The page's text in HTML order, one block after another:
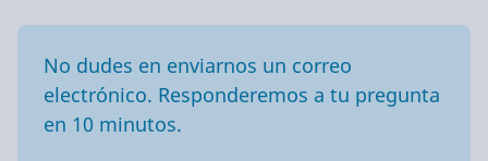
No dudes en enviarnos un correo
electrónico. Responderemos a tu pregunta
en 10 minutos.